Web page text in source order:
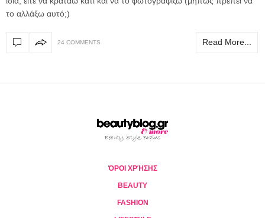
το αλλάξω αυτό;)
24 COMMENTS Read More...
ΌΡΟΙ ΧΡΉΣΗΣ
BEAUTY
FASHION